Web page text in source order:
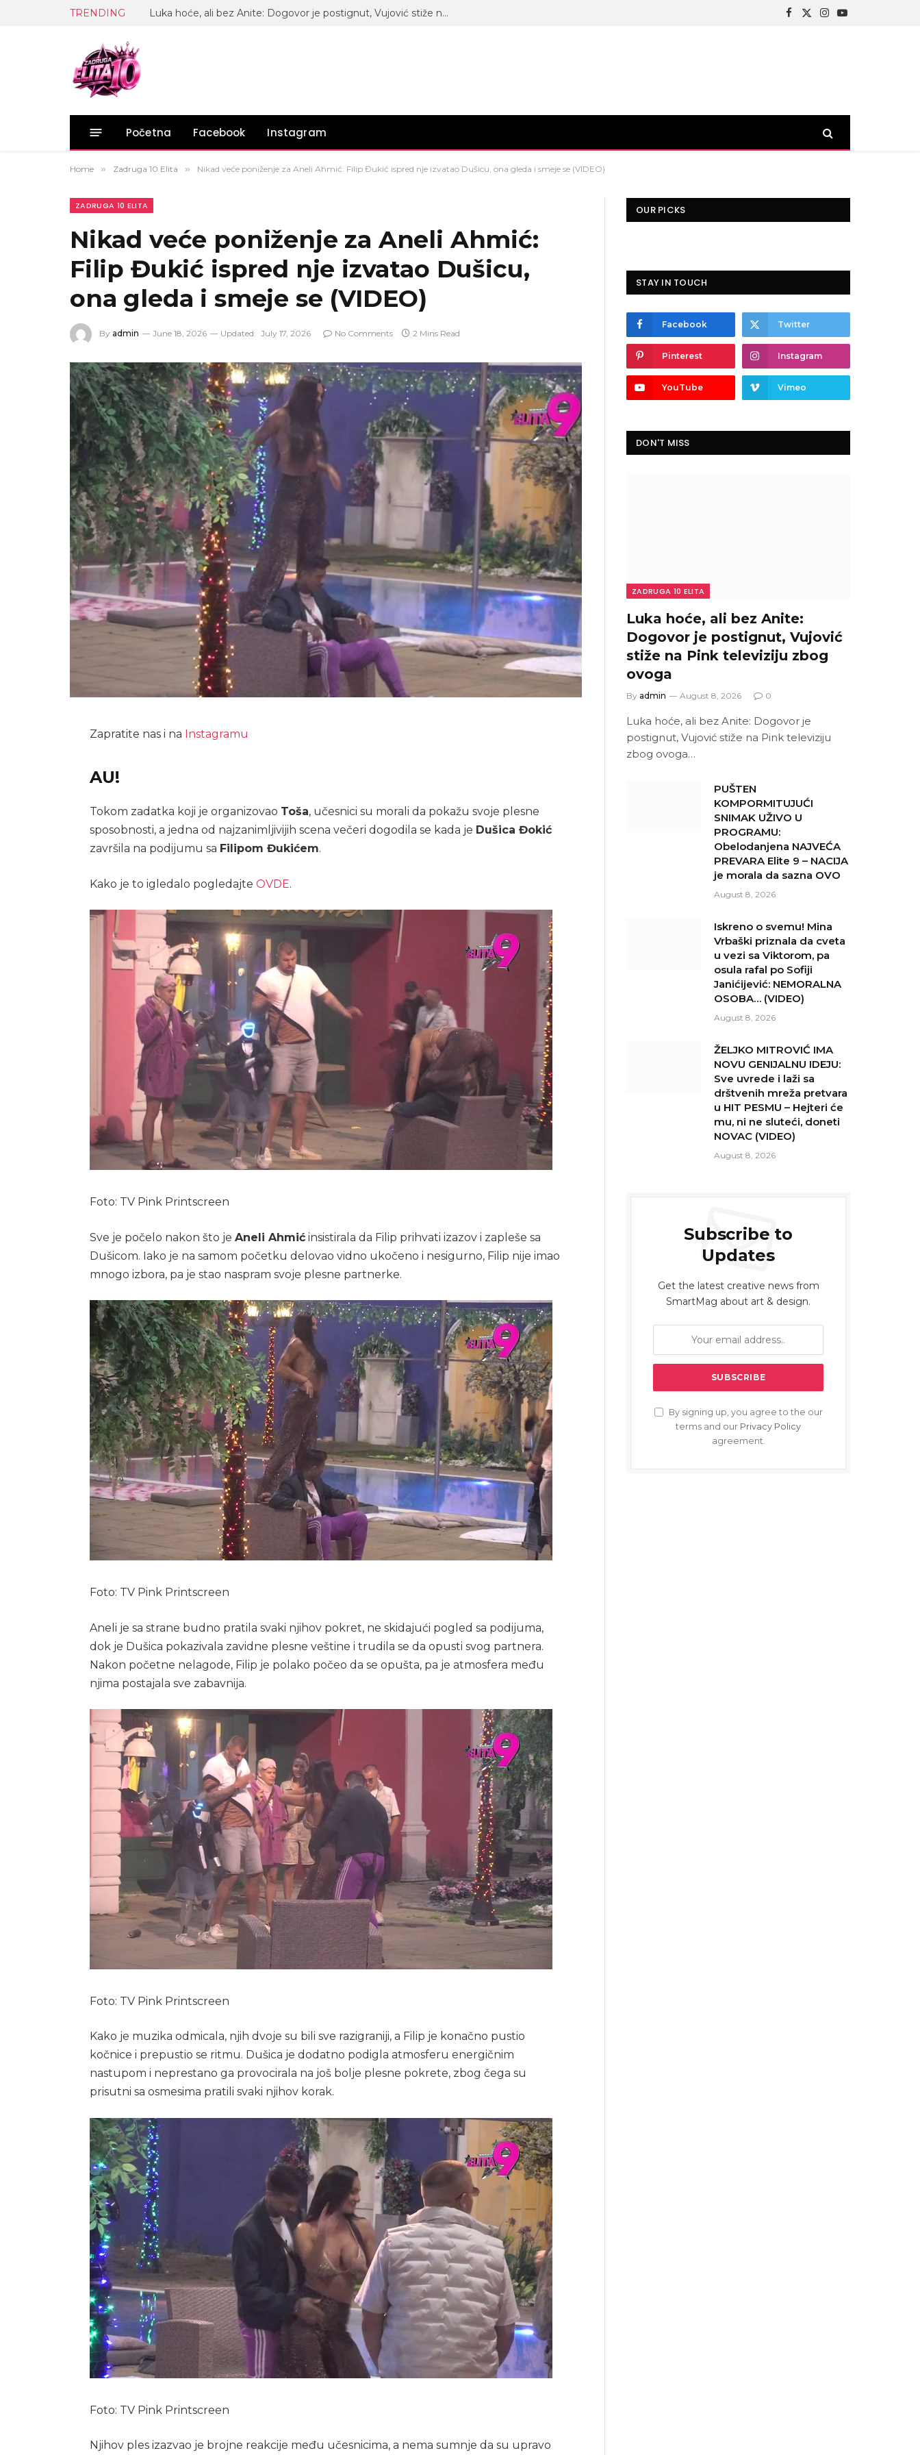
TRENDING Luka hoće, ali bez Anite: Dogovor je postignut, Vujović stiže na Pink televiziju zbog ovoga Facebook
X
Instagram
YouTube
Početna Facebook Instagram
Home » Zadruga 10 Elita » Nikad veće poniženje za Aneli Ahmić: Filip Đukić ispred nje izvatao Dušicu, ona gleda i smeje se (VIDEO)
ZADRUGA 10 ELITA
Nikad veće poniženje za Aneli Ahmić:
Filip Đukić ispred nje izvatao Dušicu,
ona gleda i smeje se (VIDEO)
By admin June 18, 2026 Updated: July 17, 2026 No Comments 2 Mins Read
Zapratite nas i na Instagramu
AU!
Tokom zadatka koji je organizovao Toša, učesnici su morali da pokažu svoje plesne
sposobnosti, a jedna od najzanimljivijih scena večeri dogodila se kada je Dušica Đokić
završila na podijumu sa Filipom Đukićem.
Kako je to igledalo pogledajteOVDE.
Foto: TV Pink Printscreen
Sve je počelo nakon što jeAneli Ahmić insistirala da Filip prihvati izazov i zapleše sa
Dušicom. Iako je na samom početku delovao vidno ukočeno i nesigurno, Filip nije imao
mnogo izbora, pa je stao naspram svoje plesne partnerke.
Foto: TV Pink Printscreen
Aneli je sa strane budno pratila svaki njihov pokret, ne skidajući pogled sa podijuma,
dok je Dušica pokazivala zavidne plesne veštine i trudila se da opusti svog partnera.
Nakon početne nelagode, Filip je polako počeo da se opušta, pa je atmosfera među
njima postajala sve zabavnija.
Foto: TV Pink Printscreen
Kako je muzika odmicala, njih dvoje su bili sve razigraniji, a Filip je konačno pustio
kočnice i prepustio se ritmu. Dušica je dodatno podigla atmosferu energičnim
nastupom i neprestano ga provocirala na još bolje plesne pokrete, zbog čega su
prisutni sa osmesima pratili svaki njihov korak.
Foto: TV Pink Printscreen
Njihov ples izazvao je brojne reakcije među učesnicima, a nema sumnje da su upravo
OUR PICKS
STAY IN TOUCH
Facebook Twitter
Pinterest Instagram
YouTube Vimeo
DON'T MISS
ZADRUGA 10 ELITA
Luka hoće, ali bez Anite:
Dogovor je postignut, Vujović
stiže na Pink televiziju zbog
ovoga
By admin August 8, 2026 0
Luka hoće, ali bez Anite: Dogovor je
postignut, Vujović stiže na Pink televiziju
zbog ovoga…
PUŠTEN
KOMPORMITUJUĆI
SNIMAK UŽIVO U
PROGRAMU:
Obelodanjena NAJVEĆA
PREVARA Elite 9 – NACIJA
je morala da sazna OVO
August 8, 2026
Iskreno o svemu! Mina
Vrbaški priznala da cveta
u vezi sa Viktorom, pa
osula rafal po Sofiji
Janićijević: NEMORALNA
OSOBA… (VIDEO)
August 8, 2026
ŽELJKO MITROVIĆ IMA
NOVU GENIJALNU IDEJU:
Sve uvrede i laži sa
drštvenih mreža pretvara
u HIT PESMU – Hejteri će
mu, ni ne sluteći, doneti
NOVAC (VIDEO)
August 8, 2026
Subscribe to
Updates
Get the latest creative news from
SmartMag about art & design.
By signing up, you agree to the our
terms and our Privacy Policy
agreement.